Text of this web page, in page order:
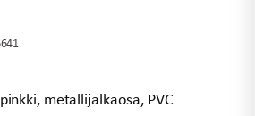
metallijalkaosa, PVC